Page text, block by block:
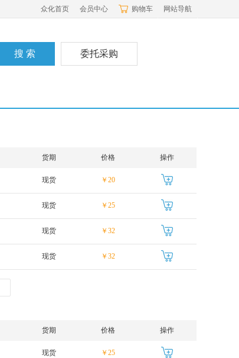
众化首页 会员中心 购物车 网站导航
委托采购
货期 价格 操作
现货 ￥20
现货 ￥25
现货 ￥32
现货 ￥32
货期 价格 操作
现货 ￥25